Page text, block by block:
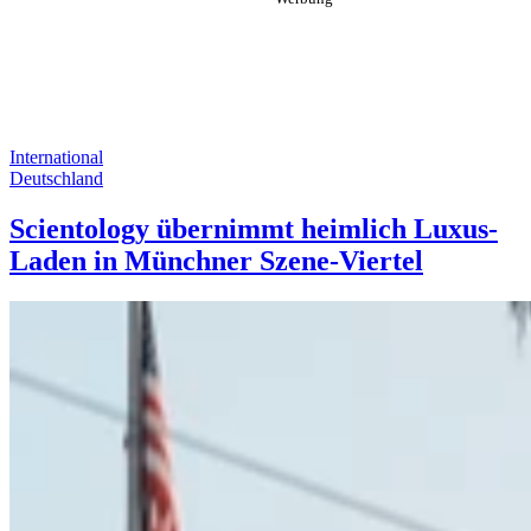
International
Deutschland
Scientology übernimmt heimlich Luxus-
Laden in Münchner Szene-Viertel